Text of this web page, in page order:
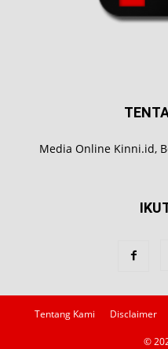
Media Online Kinni.id,
Tentang Kami Disclaimer
©